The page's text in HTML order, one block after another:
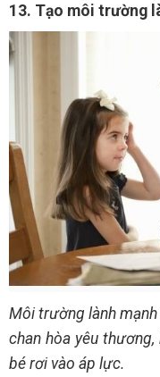
13. Tạo môi trường
Môi trường lành
chan hòa yêu
bé rơi vào áp lực.